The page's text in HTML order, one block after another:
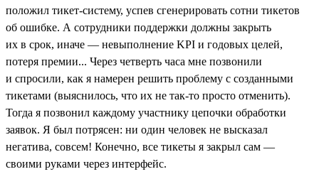
положил тикет-систему, успев сгенерировать сотни тикетов
об ошибке. А сотрудники поддержки должны закрыть
их в срок, иначе — невыполнение KPI и годовых целей,
потеря премии... Через четверть часа мне позвонили
и спросили, как я намерен решить проблему с созданными
тикетами (выяснилось, что их не так-то просто отменить).
Тогда я позвонил каждому участнику цепочки обработки
заявок. Я был потрясен: ни один человек не высказал
негатива, совсем! Конечно, все тикеты я закрыл сам —
своими руками через интерфейс.